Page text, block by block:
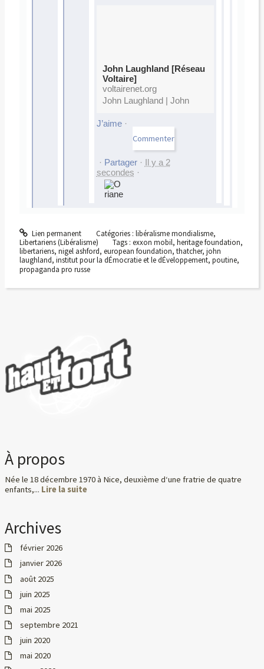
John Laughland [Réseau
Voltaire]
voltairenet.org
John Laughland | John
administrateur du British
Group, association étudiant
la démocratie et le respect
des Droits de (...)
[Réseau...
J’aime·
· Partager· Il y a 2
secondes ·
Lien permanent Catégories : libéralisme mondialisme,
Libertariens (Libéralisme)
Tags :exxon mobil,heritage foundation,
libertariens, nigel ashford, european foundation, thatcher, john
laughland, institut pour la dÉmocratie et le dÉveloppement, poutine,
propaganda pro russe
À propos
Née le 18 décembre 1970 à Nice, deuxième d‘une fratrie de quatre
enfants,... Lire la suite
Archives
février 2026
janvier 2026
août 2025
juin 2025
mai 2025
septembre 2021
juin 2020
mai 2020